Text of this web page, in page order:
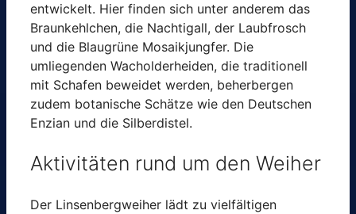
entwickelt. Hier finden sich unter anderem das
Braunkehlchen, die Nachtigall, der Laubfrosch
und die Blaugrüne Mosaikjungfer. Die
umliegenden Wacholderheiden, die traditionell
mit Schafen beweidet werden, beherbergen
zudem botanische Schätze wie den Deutschen
Enzian und die Silberdistel. ​
Aktivitäten rund um den Weiher
Der Linsenbergweiher lädt zu vielfältigen